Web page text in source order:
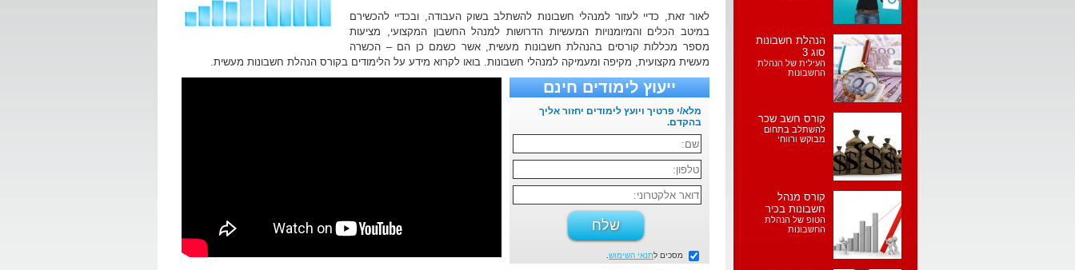
הנהלת חשבונות
סוג 3
העילית של הנהלת
החשבונות
קורס חשב שכר
להשתלב בתחום
מבוקש ורווחי
קורס מנהל
חשבונות בכיר
הטופ של הנהלת
החשבונות
לאור זאת, כדיי לעזור למנהלי חשבונות להשתלב בשוק העבודה, ובכדיי להכשירם
במיטב הכלים והמיומנויות המעשיות הדרושות למנהל החשבון המקצועי, מציעות
מספר מכללות קורסים בהנהלת חשבונות מעשית, אשר כשמם כן הם – הכשרה
מעשית מקצועית, מקיפה ומעמיקה למנהלי חשבונות. בואו לקרוא מידע על הלימודים בקורס הנהלת חשבונות מעשית.
ייעוץ לימודים חינם
מלא/י פרטיך ויועץ לימודים יחזור אליך
בהקדם.
מסכים לתנאי השימוש